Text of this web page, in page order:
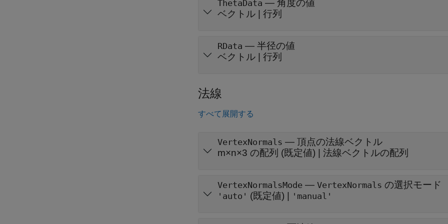
ThetaData — 角度の値
ベクトル
行列
RData — 半径の値
ベクトル
行列
法線
すべて展開する
VertexNormals — 頂点の法線ベクトル
m×n×3 の配列 (既定値) | 法線ベクトルの配列
VertexNormalsMode — VertexNormals の選択モード
'auto' (既定値) | 'manual'